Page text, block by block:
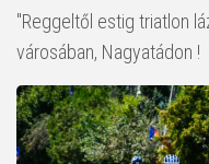
"Reggeltől estig triatlon
városában, Nagyatádon !